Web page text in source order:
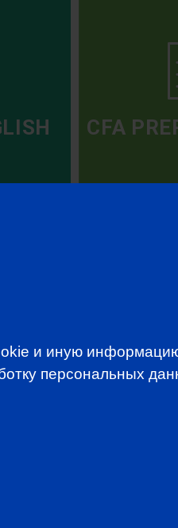
CFA
TO OUR
about all CFA
и иную
персональных